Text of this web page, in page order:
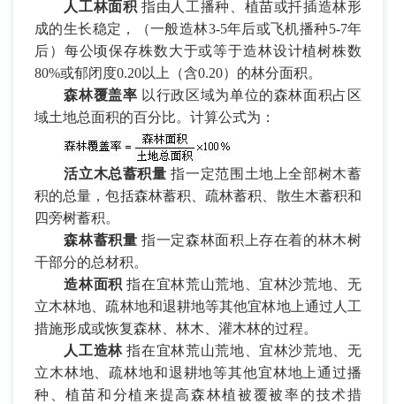
人工林面积 指由人工播种、植苗或扦插造林形
成的生长稳定，（一般造林3-5年后或飞机播种5-7年
后）每公顷保存株数大于或等于造林设计植树株数
80%或郁闭度0.20以上（含0.20）的林分面积。
森林覆盖率 以行政区域为单位的森林面积占区
域土地总面积的百分比。计算公式为：
活立木总蓄积量 指一定范围土地上全部树木蓄
积的总量，包括森林蓄积、疏林蓄积、散生木蓄积和
四旁树蓄积。
森林蓄积量 指一定森林面积上存在着的林木树
干部分的总材积。
造林面积 指在宜林荒山荒地、宜林沙荒地、无
立木林地、疏林地和退耕地等其他宜林地上通过人工
措施形成或恢复森林、林木、灌木林的过程。
人工造林指在宜林荒山荒地、宜林沙荒地、无
立木林地、疏林地和退耕地等其他宜林地上通过播
种、植苗和分植来提高森林植被覆被率的技术措